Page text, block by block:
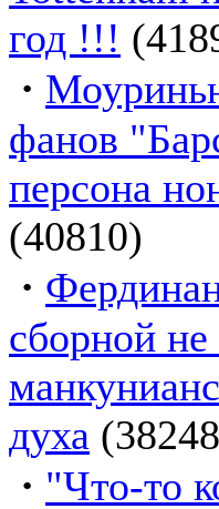
год !!!
·
фанов
персона
(40810)
·
сборной не
духа
· "Что-то